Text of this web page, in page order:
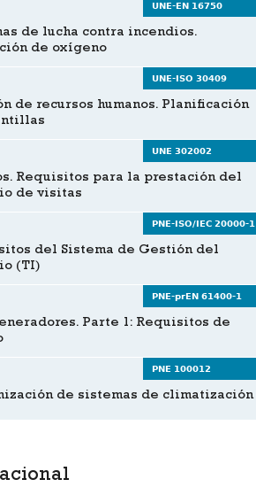
UNE-EN 16750
de lucha contra incendios.
de oxígeno
UNE-ISO 30409
de recursos humanos. Planificación
UNE 302002
Requisitos para la prestación del
de visitas
PNE-ISO/IEC 20000-1
del Sistema de Gestión del
(TI)
PNE-prEN 61400-1
Parte 1: Requisitos de
PNE 100012
de sistemas de climatización